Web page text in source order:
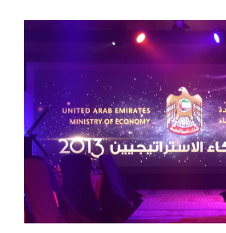
Set Youtube Channel ID